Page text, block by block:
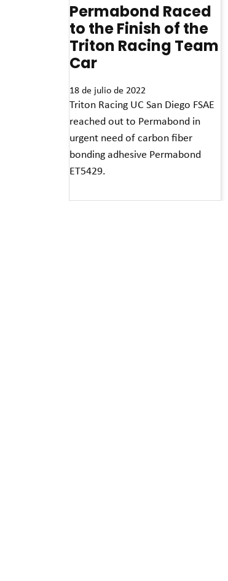
Permabond Raced
to the Finish of the
Triton Racing Team
Car
18 de julio de 2022
Triton Racing UC San Diego FSAE
reached out to Permabond in
urgent need of carbon fiber
bonding adhesive Permabond
ET5429.